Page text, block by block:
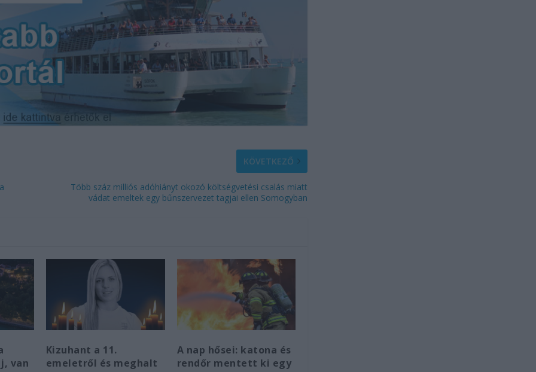
KÖVETKEZŐ
Több száz milliós adóhiányt okozó költségvetési csalás miatt
vádat emeltek egy bűnszervezet tagjai ellen Somogyban
van
Kizuhant a 11.
emeletről és meghalt
A nap hősei: katona és
rendőr mentett ki egy